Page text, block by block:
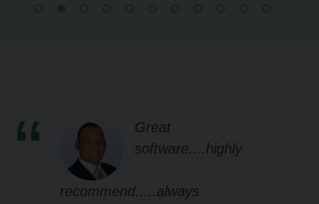
Great
software....highly
recommend.....always